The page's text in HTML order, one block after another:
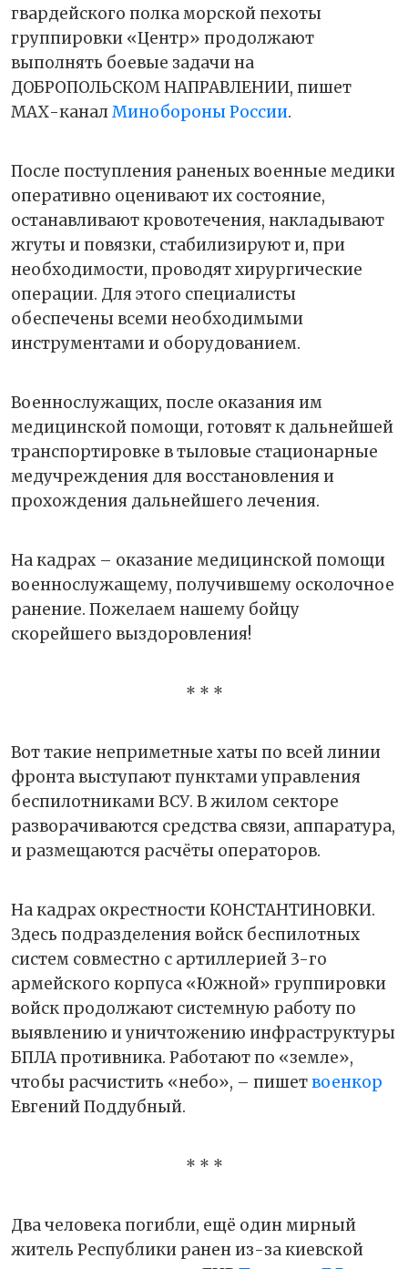
гвардейского полка морской пехоты
группировки «Центр» продолжают
выполнять боевые задачи на
ДОБРОПОЛЬСКОМ НАПРАВЛЕНИИ, пишет
МАХ-каналМинобороны России.
После поступления раненых военные медики
оперативно оценивают их состояние,
останавливают кровотечения, накладывают
жгуты и повязки, стабилизируют и, при
необходимости, проводят хирургические
операции. Для этого специалисты
обеспечены всеми необходимыми
инструментами и оборудованием.
Военнослужащих, после оказания им
медицинской помощи, готовят к дальнейшей
транспортировке в тыловые стационарные
медучреждения для восстановления и
прохождения дальнейшего лечения.
На кадрах – оказание медицинской помощи
военнослужащему, получившему осколочное
ранение. Пожелаем нашему бойцу
скорейшего выздоровления!
* * *
Вот такие неприметные хаты по всей линии
фронта выступают пунктами управления
беспилотниками ВСУ. В жилом секторе
разворачиваются средства связи, аппаратура,
и размещаются расчёты операторов.
На кадрах окрестности КОНСТАНТИНОВКИ.
Здесь подразделения войск беспилотных
систем совместно с артиллерией 3-го
армейского корпуса «Южной» группировки
войск продолжают системную работу по
выявлению и уничтожению инфраструктуры
БПЛА противника. Работают по «земле»,
чтобы расчистить «небо», – пишетвоенкор
Евгений Поддубный.
* * *
Два человека погибли, ещё один мирный
житель Республики ранен из-за киевской